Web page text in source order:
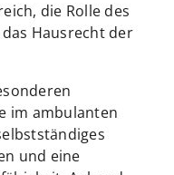
die Rolle des
Hausrecht der
im ambulanten
und eine